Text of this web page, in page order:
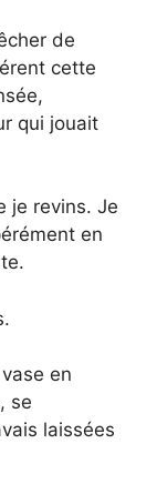
de
cette
qui jouait
je revins. Je
en
en
se
laissées